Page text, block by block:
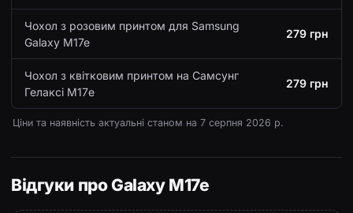
Чохол з розовим принтом для Samsung
Galaxy M17e
279 грн
Чохол з квітковим принтом на Самсунг
Гелаксі М17е
279 грн
Ціни та наявність актуальні станом на 7 серпня 2026 р.
Відгуки про Galaxy M17e